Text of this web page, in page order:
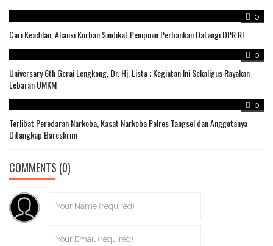
0
Cari Keadilan, Aliansi Korban Sindikat Penipuan Perbankan Datangi DPR RI
0
Universary 6th Gerai Lengkong, Dr. Hj. Lista ; Kegiatan Ini Sekaligus Rayakan
Lebaran UMKM
0
Terlibat Peredaran Narkoba, Kasat Narkoba Polres Tangsel dan Anggotanya
Ditangkap Bareskrim
COMMENTS (0)